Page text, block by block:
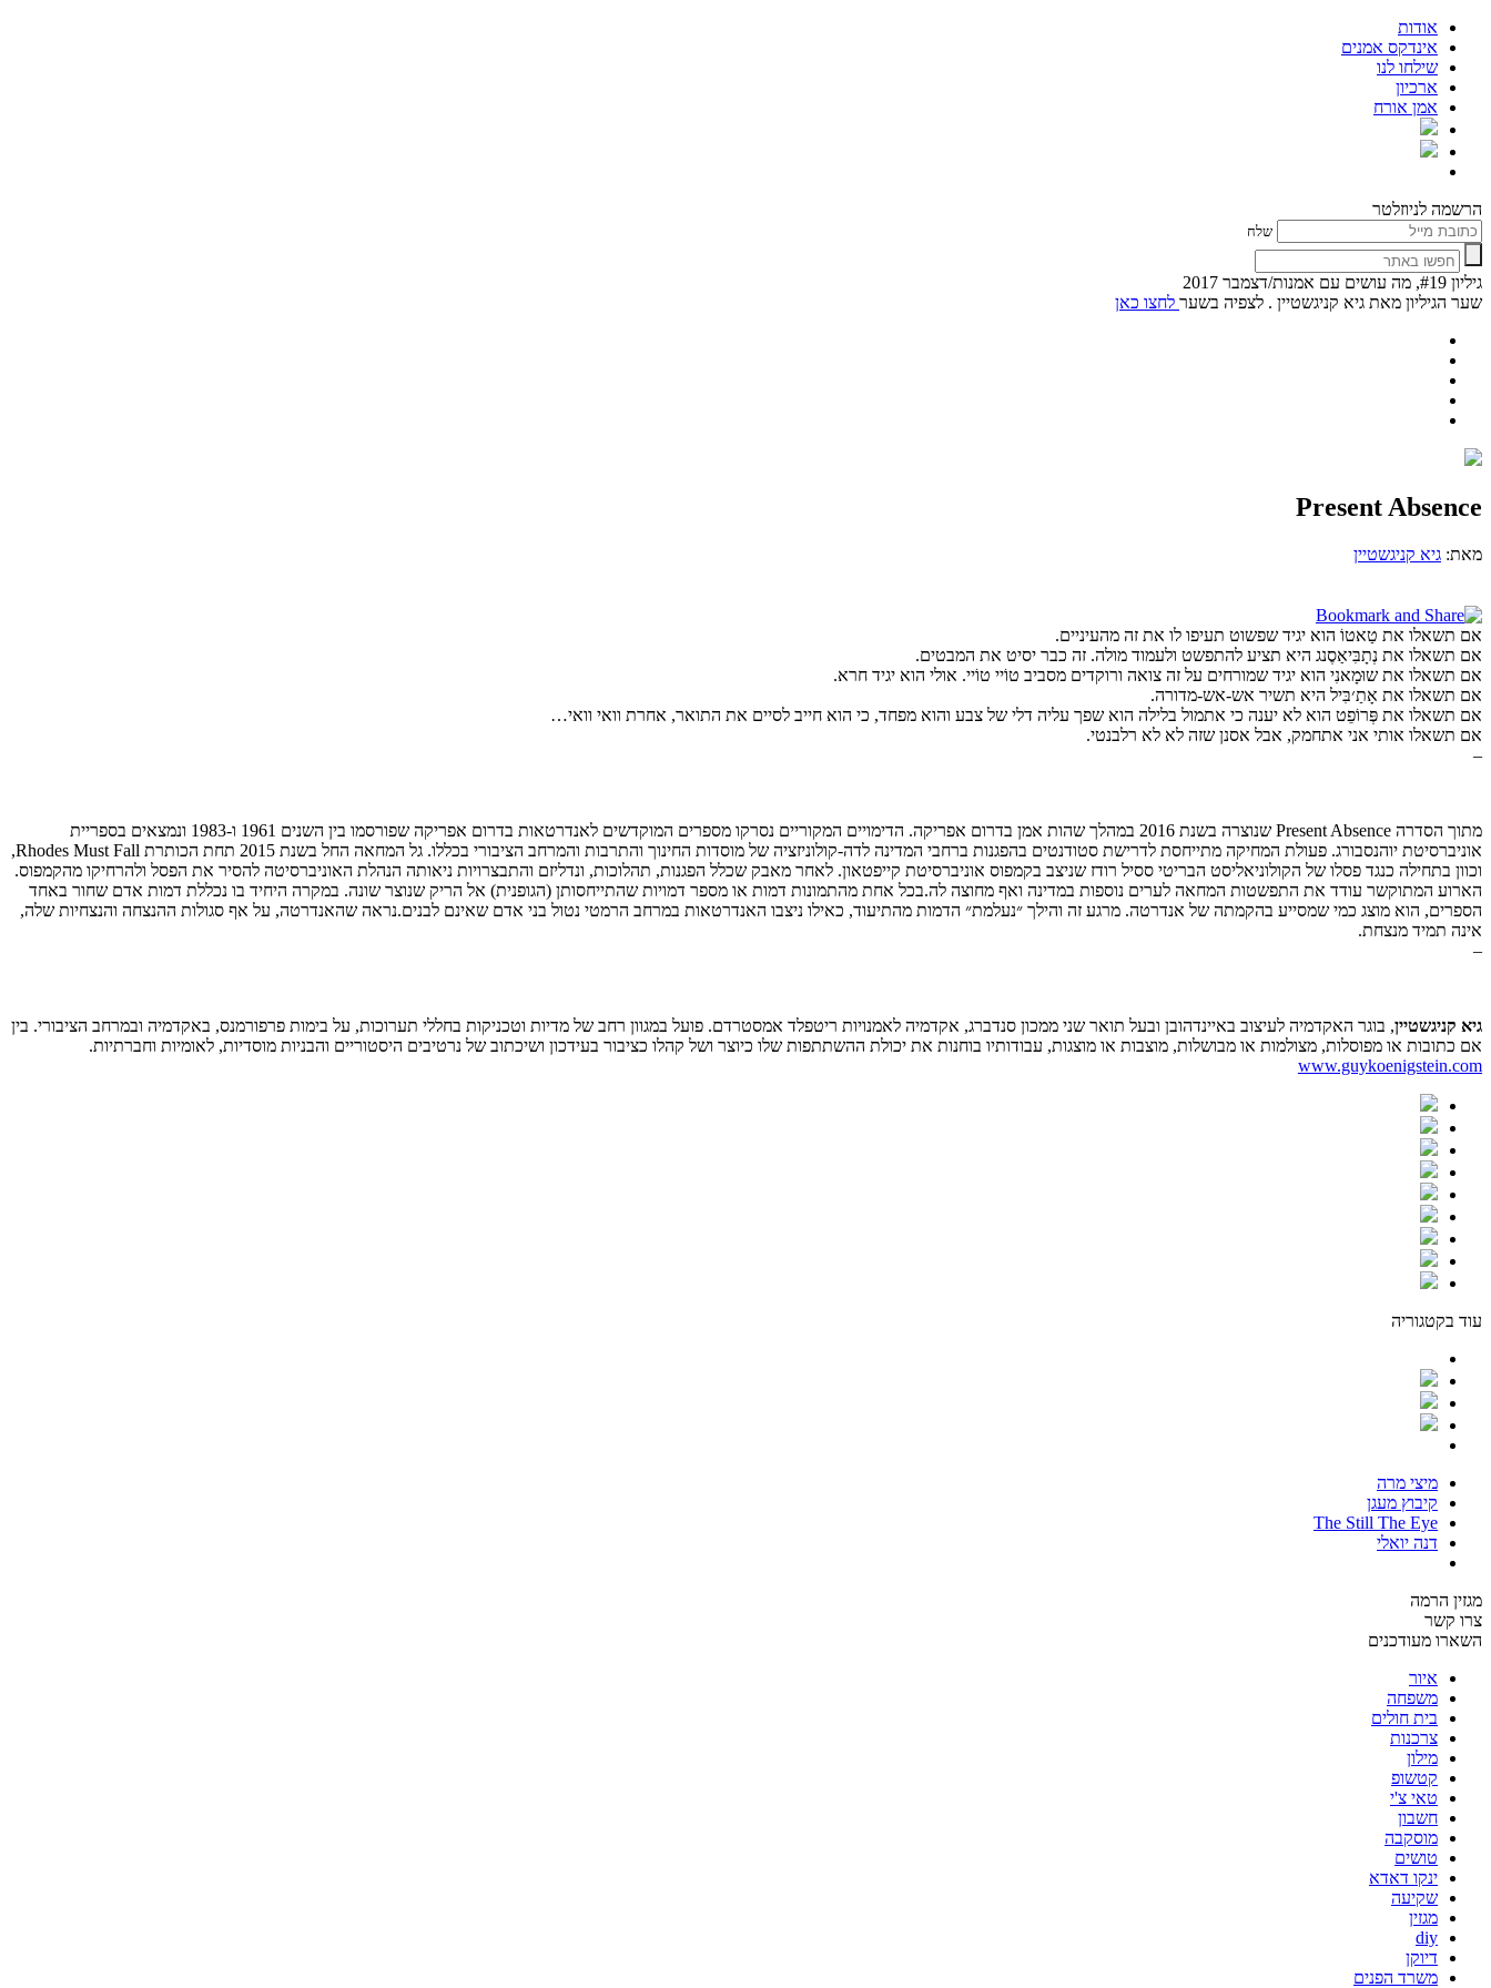
אודות
אינדקס אמנים
שילחו לנו
ארכיון
אמן אורח
הרשמה לניוזלטר
שלח
גיליון #19, מה עושים עם אמנות/דצמבר 2017
שער הגיליון מאת גיא קניגשטיין . לצפיה בשער לחצו כאן
Present Absence
מאת: גיא קניגשטיין
אם תשאלו את טַאטוֹ הוא יגיד שפשוט תעיפו לו את זה מהעיניים.
אם תשאלו את נְתָבִּיאַסֶנג היא תציע להתפשט ולעמוד מולה. זה כבר יסיט את המבטים.
אם תשאלו את שוּמָאנִי הוא יגיד שמורחים על זה צואה ורוקדים מסביב טוֹיי טוֹיי. אולי הוא יגיד חרא.
אם תשאלו את אָתַ׳בִּיל היא תשיר אש-אש-מדורה.
אם תשאלו את פְּרוֹפֵט הוא לא יענה כי אתמול בלילה הוא שפך עליה דלי של צבע והוא מפחד, כי הוא חייב לסיים את התואר, אחרת וואי וואי…
אם תשאלו אותי אני אתחמק, אבל אסנן שזה לא לא רלבנטי.
–
מתוך הסדרה Present Absence שנוצרה בשנת 2016 במהלך שהות אמן בדרום אפריקה. הדימויים המקוריים נסרקו מספרים המוקדשים לאנדרטאות בדרום אפריקה שפורסמו בין השנים 1961 ו-1983 ונמצאים בספריית
אוניברסיטת יוהנסבורג. פעולת המחיקה מתייחסת לדרישת סטודנטים בהפגנות ברחבי המדינה לדה-קולוניזציה של מוסדות החינוך והתרבות והמרחב הציבורי בכללו. גל המחאה החל בשנת 2015 תחת הכותרת Rhodes Must Fall,
וכוון בתחילה כנגד פסלו של הקולוניאליסט הבריטי ססיל רודז שניצב בקמפוס אוניברסיטת קייפטאון. לאחר מאבק שכלל הפגנות, תהלוכות, ונדליזם והתבצרויות ניאותה הנהלת האוניברסיטה להסיר את הפסל ולהרחיקו מהקמפוס.
הארוע המתוקשר עודד את התפשטות המחאה לערים נוספות במדינה ואף מחוצה לה.בכל אחת מהתמונות דמות או מספר דמויות שהתייחסותן (הגופנית) אל הריק שנוצר שונה. במקרה היחיד בו נכללת דמות אדם שחור באחד
הספרים, הוא מוצג כמי שמסייע בהקמתה של אנדרטה. מרגע זה והילך ״נעלמת״ הדמות מהתיעוד, כאילו ניצבו האנדרטאות במרחב הרמטי נטול בני אדם שאינם לבנים.נראה שהאנדרטה, על אף סגולות ההנצחה והנצחיות שלה,
אינה תמיד מנצחת.
–
גיא קניגשטיין, בוגר האקדמיה לעיצוב באיינדהובן ובעל תואר שני ממכון סנדברג, אקדמיה לאמנויות ריטפלד אמסטרדם. פועל במגוון רחב של מדיות וטכניקות בחללי תערוכות, על בימות פרפורמנס, באקדמיה ובמרחב הציבורי. בין
אם כתובות או מפוסלות, מצולמות או מבושלות, מוצבות או מוצגות, עבודותיו בוחנות את יכולת ההשתתפות שלו כיוצר ושל קהלו כציבור בעידכון ושיכתוב של נרטיבים היסטוריים והבניות מוסדיות, לאומיות וחברתיות.
www.guykoenigstein.com
עוד בקטגוריה
מיצי מרה
קיבוץ מעגן
The Still The Eye
דנה יואלי
מגזין הרמה
צרו קשר
השארו מעודכנים
איור
משפחה
בית חולים
צרכנות
מילון
קטשופ
טאי צ'י
חשבון
מוסקבה
טושים
ינקו דאדא
שקיעה
מגזין
diy
דיוקן
משרד הפנים